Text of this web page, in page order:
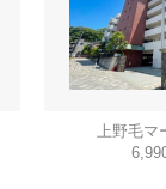
上野毛